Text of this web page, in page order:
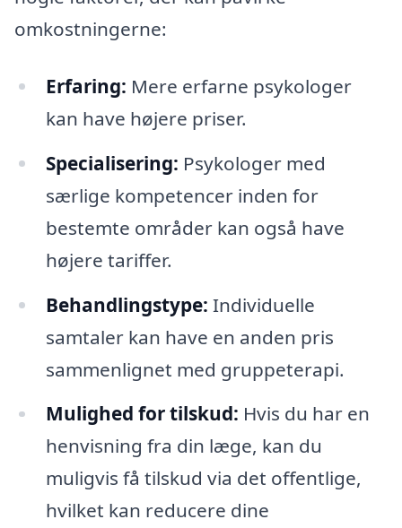
omkostningerne:
Erfaring: Mere erfarne psykologer
kan have højere priser.
Specialisering: Psykologer med
særlige kompetencer inden for
bestemte områder kan også have
højere tariffer.
Behandlingstype: Individuelle
samtaler kan have en anden pris
sammenlignet med gruppeterapi.
Mulighed for tilskud: Hvis du har en
henvisning fra din læge, kan du
muligvis få tilskud via det offentlige,
hvilket kan reducere dine